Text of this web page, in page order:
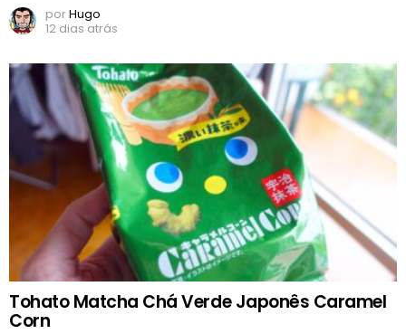
porHugo
12 dias atrás
Tohato Matcha Chá Verde Japonês Caramel
Corn